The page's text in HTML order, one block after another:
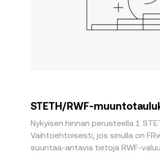
STETH/RWF-
Nykyisen hinnan perusteella 1
Vaihtoehtoisesti, jos sinulla on
suuntaa-antavia tietoja RWF-